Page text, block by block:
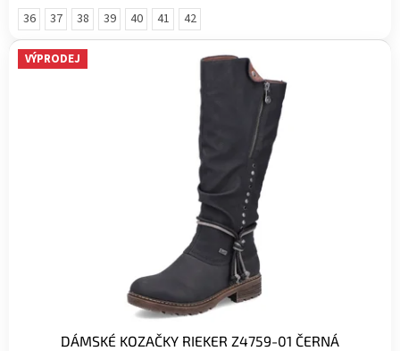
36 37 38 39 40 41 42
VÝPRODEJ
DÁMSKÉ KOZAČKY RIEKER Z4759-01 ČERNÁ